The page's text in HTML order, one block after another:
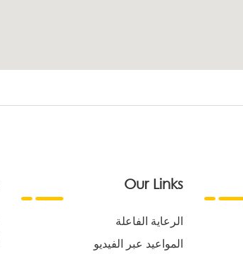
Our Links
الرعاية الفاعلة
المواعيد عبر الفيديو